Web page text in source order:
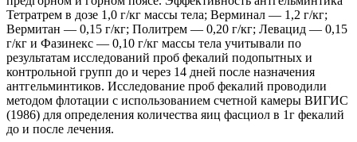
Тетратрем в дозе 1,0 г/кг массы тела; Верминал — 1,2 г/кг;
Вермитан — 0,15 г/кг; Политрем — 0,20 г/кг; Левацид — 0,15
г/кг и Фазинекс — 0,10 г/кг массы тела учитывали по
результатам исследований проб фекалий подопытных и
контрольной групп до и через 14 дней после назначения
антгельминтиков. Исследование проб фекалий проводили
методом флотации с использованием счетной камеры ВИГИС
(1986) для определения количества яиц фасциол в 1г фекалий
до и после лечения.